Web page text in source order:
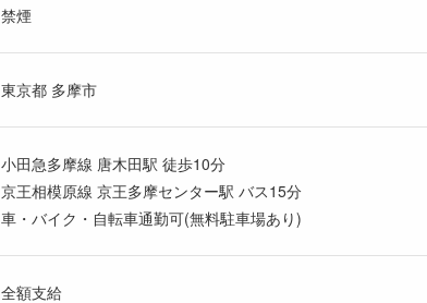
禁煙
東京都 多摩市
小田急多摩線 唐木田駅 徒歩10分
京王相模原線 京王多摩センター駅 バス15分
車・バイク・自転車通勤可(無料駐車場あり)
全額支給